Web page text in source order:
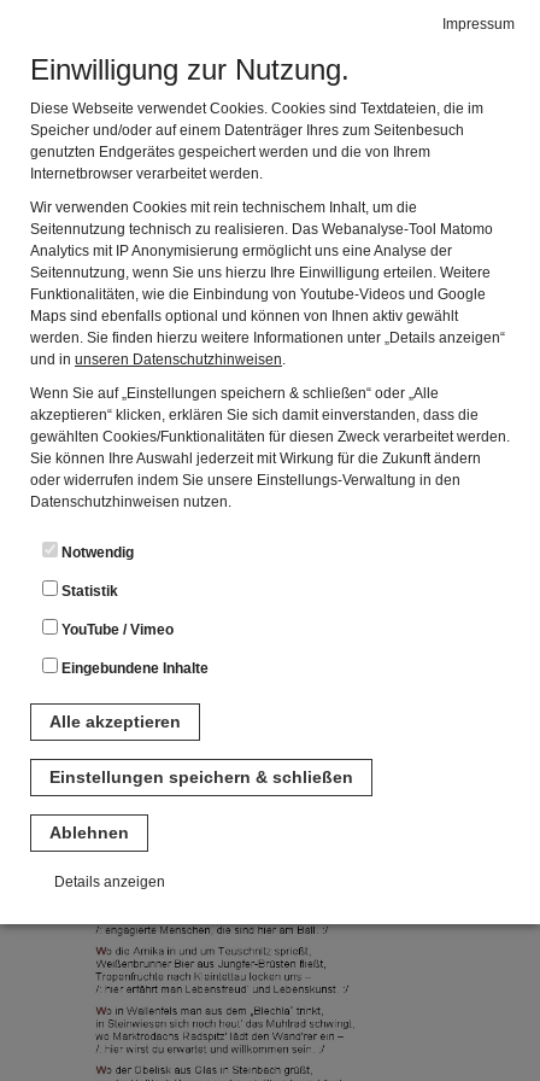
Impressum
Einwilligung zur Nutzung.
Diese Webseite verwendet Cookies. Cookies sind Textdateien, die im
Speicher und/oder auf einem Datenträger Ihres zum Seitenbesuch
genutzten Endgerätes gespeichert werden und die von Ihrem
Internetbrowser verarbeitet werden.
Wir verwenden Cookies mit rein technischem Inhalt, um die
Seitennutzung technisch zu realisieren. Das Webanalyse-Tool Matomo
Analytics mit IP Anonymisierung ermöglicht uns eine Analyse der
Seitennutzung, wenn Sie uns hierzu Ihre Einwilligung erteilen. Weitere
Funktionalitäten, wie die Einbindung von Youtube-Videos und Google
Maps sind ebenfalls optional und können von Ihnen aktiv gewählt
werden. Sie finden hierzu weitere Informationen unter „Details anzeigen“
und in unseren Datenschutzhinweisen.
Wenn Sie auf „Einstellungen speichern & schließen“ oder „Alle
akzeptieren“ klicken, erklären Sie sich damit einverstanden, dass die
gewählten Cookies/Funktionalitäten für diesen Zweck verarbeitet werden.
Sie können Ihre Auswahl jederzeit mit Wirkung für die Zukunft ändern
oder widerrufen indem Sie unsere Einstellungs-Verwaltung in den
Datenschutzhinweisen nutzen.
Notwendig
Statistik
YouTube / Vimeo
Eingebundene Inhalte
Alle akzeptieren
Einstellungen speichern & schließen
Ablehnen
Details anzeigen
Notwendig
Diese Cookies sind für den Betrieb der Seite unbedingt notwendig.
Hierbei werden keinerlei personenbezogenen Daten gespeichert.
Lediglich eine anonyme Session-ID wird hinterlegt.
Statistik
Bedeutung der Mühlräder
Erlebnis Umgebung
Landkreis Kronach - Oberfrankens Spitze!
Frühere Internetauftritte
Unser Landkreis Kronach -
Oberfrankens Spitze!
Initiator: Mühlvogt Landrat Klaus Löffler